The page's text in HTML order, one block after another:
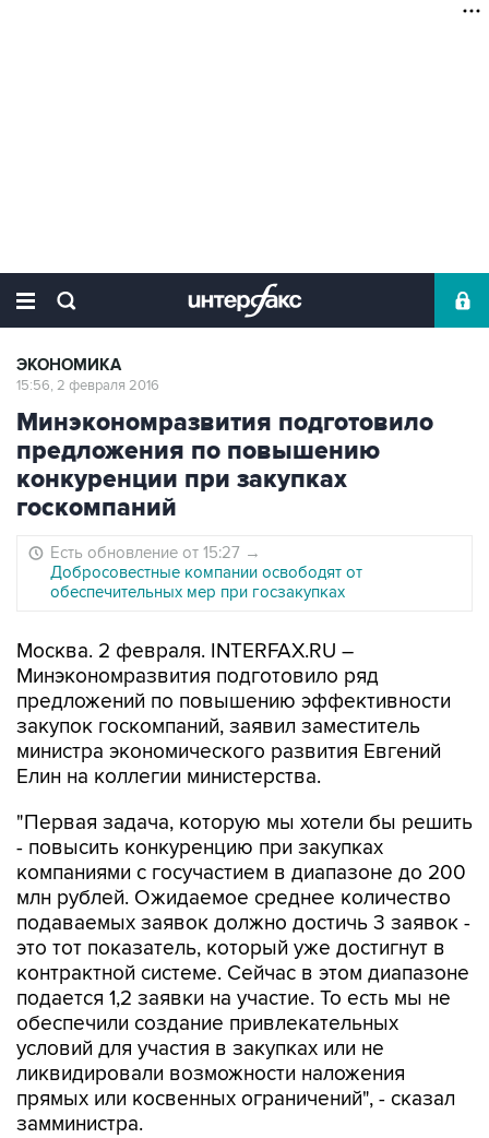
ЭКОНОМИКА
15:56, 2 февраля 2016
Минэкономразвития подготовило
предложения по повышению
конкуренции при закупках
госкомпаний
Есть обновление от 15:27 →
Добросовестные компании освободят от
обеспечительных мер при госзакупках
Москва. 2 февраля. INTERFAX.RU –
Минэкономразвития подготовило ряд
предложений по повышению эффективности
закупок госкомпаний, заявил заместитель
министра экономического развития Евгений
Елин на коллегии министерства.
"Первая задача, которую мы хотели бы решить
- повысить конкуренцию при закупках
компаниями с госучастием в диапазоне до 200
млн рублей. Ожидаемое среднее количество
подаваемых заявок должно достичь 3 заявок -
это тот показатель, который уже достигнут в
контрактной системе. Сейчас в этом диапазоне
подается 1,2 заявки на участие. То есть мы не
обеспечили создание привлекательных
условий для участия в закупках или не
ликвидировали возможности наложения
прямых или косвенных ограничений", - сказал
замминистра.